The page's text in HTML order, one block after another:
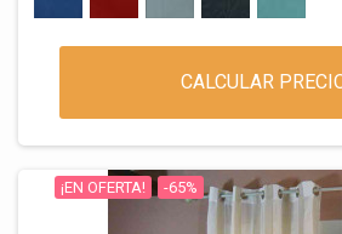
CALCULAR
¡EN OFERTA! -65%